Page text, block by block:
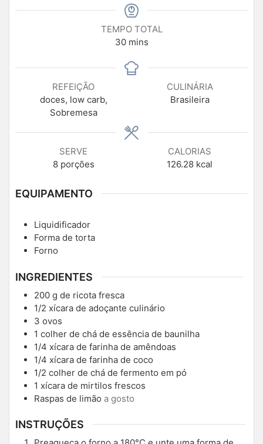
TEMPO TOTAL
30 mins
REFEIÇÃO
doces, low carb,
Sobremesa
CULINÁRIA
Brasileira
SERVE
8 porções
CALORIAS
126.28 kcal
EQUIPAMENTO
Liquidificador
Forma de torta
Forno
INGREDIENTES
200 g de ricota fresca
1/2 xícara de adoçante culinário
3 ovos
1 colher de chá de essência de baunilha
1/4 xícara de farinha de amêndoas
1/4 xícara de farinha de coco
1/2 colher de chá de fermento em pó
1 xícara de mirtilos frescos
Raspas de limão a gosto
INSTRUÇÕES